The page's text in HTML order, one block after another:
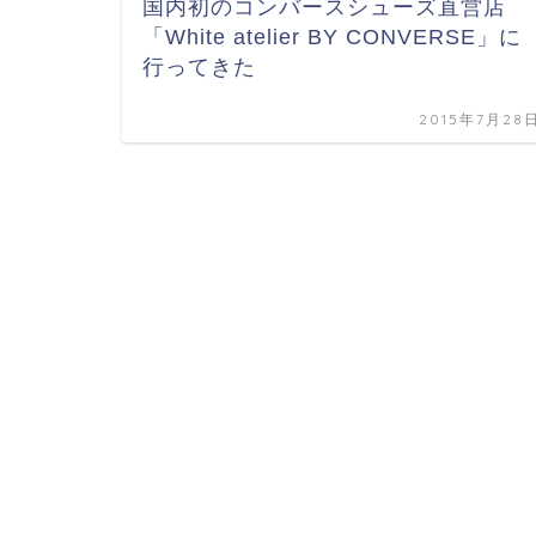
国内初のコンバースシューズ直営店
「White atelier BY CONVERSE」に
行ってきた
2015年7月28